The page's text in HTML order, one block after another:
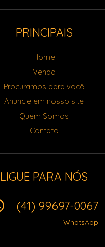
PRINCIPAIS
Home
Venda
Procuramos para você
Anuncie em nosso site
Quem Somos
Contato
LIGUE PARA NÓS
(41) 99697-0067
WhatsApp